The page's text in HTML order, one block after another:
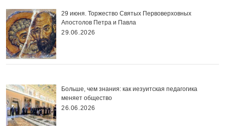
29 июня. Торжество Святых Первоверховных
Апостолов Петра и Павла
29.06.2026
Больше, чем знания: как иезуитская педагогика
меняет общество
26.06.2026